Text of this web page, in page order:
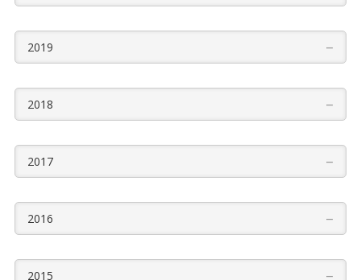
2019 –
2018 –
2017 –
2016 –
2015 –